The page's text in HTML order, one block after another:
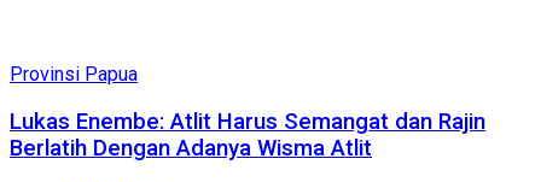
Provinsi Papua
Lukas Enembe: Atlit Harus Semangat dan Rajin
Berlatih Dengan Adanya Wisma Atlit